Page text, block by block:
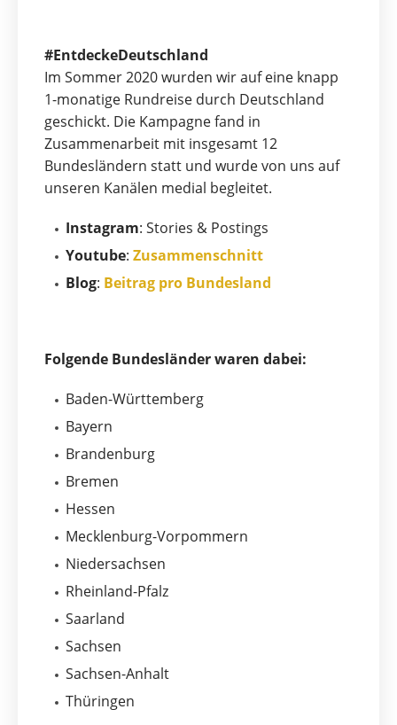
#EntdeckeDeutschland
Im Sommer 2020 wurden wir auf eine knapp
1-monatige Rundreise durch Deutschland
geschickt. Die Kampagne fand in
Zusammenarbeit mit insgesamt 12
Bundesländern statt und wurde von uns auf
unseren Kanälen medial begleitet.
Instagram: Stories & Postings
Youtube: Zusammenschnitt
Blog: Beitrag pro Bundesland
Folgende Bundesländer waren dabei:
Baden-Württemberg
Bayern
Brandenburg
Bremen
Hessen
Mecklenburg-Vorpommern
Niedersachsen
Rheinland-Pfalz
Saarland
Sachsen
Sachsen-Anhalt
Thüringen